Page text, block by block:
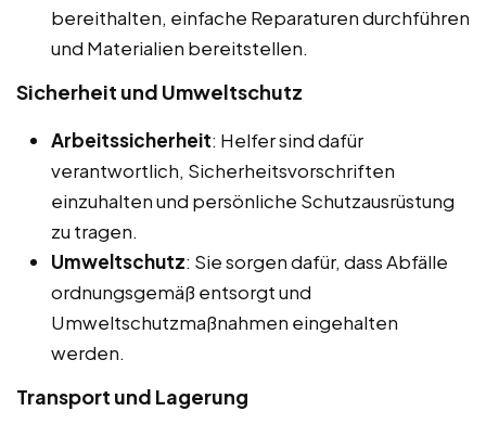
bereithalten, einfache Reparaturen durchführen
und Materialien bereitstellen.
Sicherheit und Umweltschutz
Arbeitssicherheit: Helfer sind dafür
verantwortlich, Sicherheitsvorschriften
einzuhalten und persönliche Schutzausrüstung
zu tragen.
Umweltschutz: Sie sorgen dafür, dass Abfälle
ordnungsgemäß entsorgt und
Umweltschutzmaßnahmen eingehalten
werden.
Transport und Lagerung